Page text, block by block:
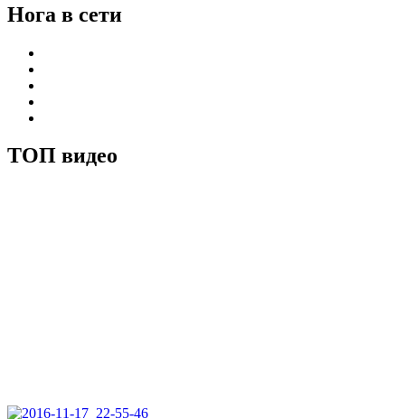
Нога в сети
ТОП видео